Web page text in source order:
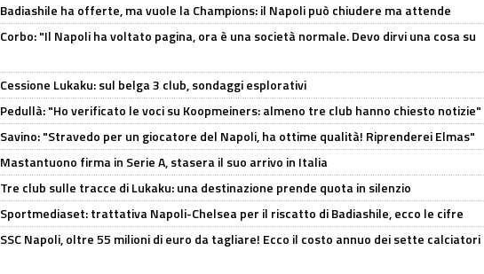
Badiashile ha offerte, ma vuole la Champions: il Napoli può chiudere ma attende
Corbo: "Il Napoli ha voltato pagina, ora è una società normale. Devo dirvi una cosa su
Cessione Lukaku: sul belga 3 club, sondaggi esplorativi
Pedullà: "Ho verificato le voci su Koopmeiners: almeno tre club hanno chiesto notizie"
Savino: "Stravedo per un giocatore del Napoli, ha ottime qualità! Riprenderei Elmas"
Mastantuono firma in Serie A, stasera il suo arrivo in Italia
Tre club sulle tracce di Lukaku: una destinazione prende quota in silenzio
Sportmediaset: trattativa Napoli-Chelsea per il riscatto di Badiashile, ecco le cifre
SSC Napoli, oltre 55 milioni di euro da tagliare! Ecco il costo annuo dei sette calciatori